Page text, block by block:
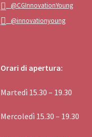
@CGInnovationYoung
@innovationyoung
Orari di apertura:
Martedì 15.30 – 19.30
Mercoledì 15.30 – 19.30